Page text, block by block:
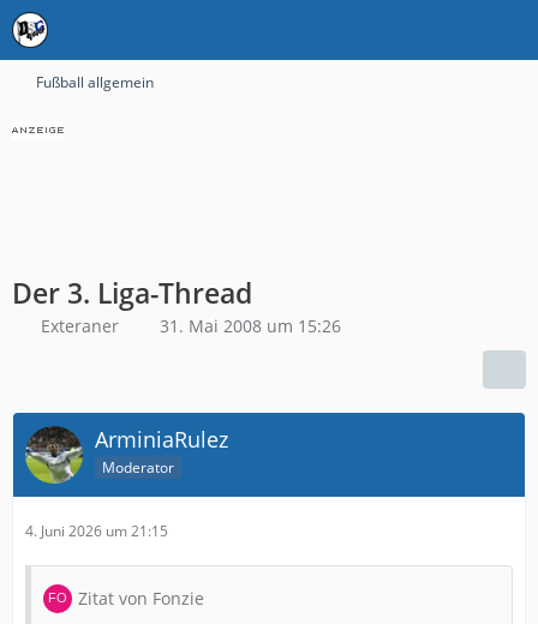
Fußball allgemein
Der 3. Liga-Thread
Exteraner 31. Mai 2008 um 15:26
ArminiaRulez
Moderator
4. Juni 2026 um 21:15
Zitat von Fonzie